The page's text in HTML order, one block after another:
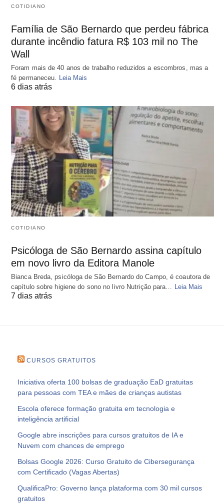
COTIDIANO
Família de São Bernardo que perdeu fábrica
durante incêndio fatura R$ 103 mil no The
Wall
Foram mais de 40 anos de trabalho reduzidos a escombros, mas a
fé permaneceu. Leia Mais
6 dias atrás
COTIDIANO
Psicóloga de São Bernardo assina capítulo
em novo livro da Editora Manole
Bianca Breda, psicóloga de São Bernardo do Campo, é coautora de
capítulo sobre higiene do sono no livro Nutrição para…
Leia Mais
7 dias atrás
CURSOS GRATUITOS
Iniciativa oferta 100 bolsas de graduação EaD gratuitas
para pessoas com TEA e mães de crianças autistas
Escola oferece formação gratuita em tecnologia e
inteligência artificial
Google abre inscrições para cursos gratuitos de IA e
Nuvem com chances de emprego
Bolsas Google 2026: Curso Gratuito de Cibersegurança
com Certificado (Vagas Abertas)
QualificaPro: Governo lança plataforma com 30 mil cursos
gratuitos